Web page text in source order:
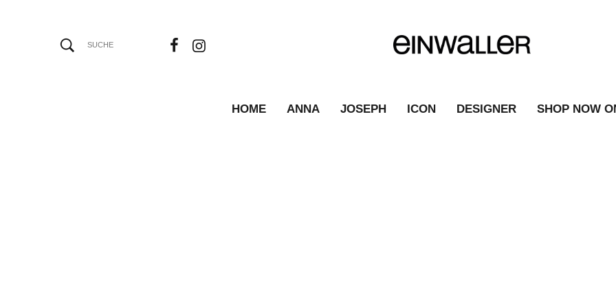
HOME ANNA JOSEPH ICON DESIGNER SHOP NOW